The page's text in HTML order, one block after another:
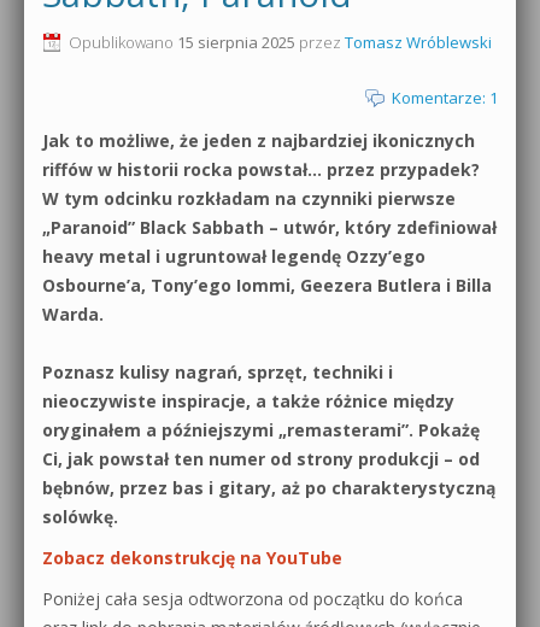
Produkcja muzyczna od podstaw
Sound Forge od podstaw
Dubstep z syntezatorem Massive
Kontakt 5 Kompendium
Pakiety
0dB.pl - informacje
Materiały dla mediów
Archiwum aktualności
Polityka prywatności
Regulamin
Działanie sklepu internetowego
Wyszukiwanie
Opublikowano 15 sierpnia 2025 przez Tomasz Wróblewski
Komentarze: 1
Jak to możliwe, że jeden z najbardziej ikonicznych
riffów w historii rocka powstał… przez przypadek?
W tym odcinku rozkładam na czynniki pierwsze
„Paranoid” Black Sabbath – utwór, który zdefiniował
heavy metal i ugruntował legendę Ozzy’ego
Osbourne’a, Tony’ego Iommi, Geezera Butlera i Billa
Warda.
Poznasz kulisy nagrań, sprzęt, techniki i
nieoczywiste inspiracje, a także różnice między
oryginałem a późniejszymi „remasterami”. Pokażę
Ci, jak powstał ten numer od strony produkcji – od
bębnów, przez bas i gitary, aż po charakterystyczną
solówkę.
Zobacz dekonstrukcję na YouTube
Poniżej cała sesja odtworzona od początku do końca